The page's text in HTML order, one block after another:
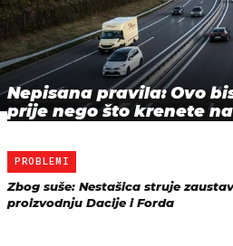
Nepisana pravila: Ovo
prije nego što krenete
PROBLEMI
Zbog suše: Nestašica struje
proizvodnju Dacije i Forda